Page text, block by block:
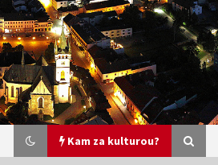
Kam za kulturou?